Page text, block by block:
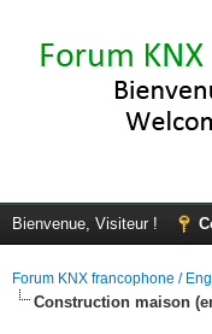
Bienvenue, Visiteur !
Forum KNX francophone /
Construction maison